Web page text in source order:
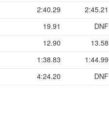
2:40.29 2:45.21
19.91 DNF
12.90 13.58
1:38.83 1:44.99
4:24.20 DNF